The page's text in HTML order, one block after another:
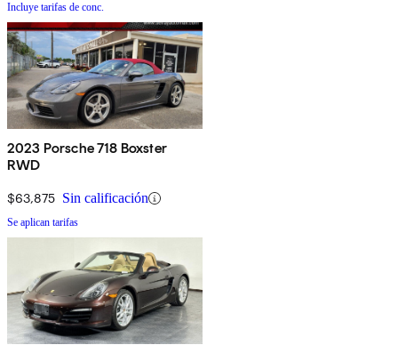
Incluye tarifas de conc.
2023 Porsche 718 Boxster
RWD
$63,875 Sin calificación
Se aplican tarifas